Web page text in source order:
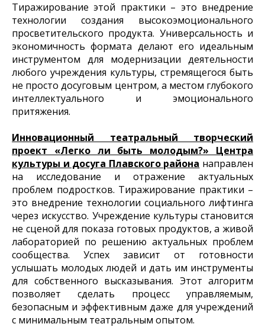
Тиражирование этой практики – это внедрение
технологии создания высокоэмоционального
просветительского продукта. Универсальность и
экономичность формата делают его идеальным
инструментом для модернизации деятельности
любого учреждения культуры, стремящегося быть
не просто досуговым центром, а местом глубокого
интеллектуального и эмоционального
притяжения.
Инновационный театральный творческий
проект «Легко ли быть молодым?» Центра
культуры и досуга Плавского района направлен
на исследование и отражение актуальных
проблем подростков. Тиражирование практики –
это внедрение технологии социального лифтинга
через искусство. Учреждение культуры становится
не сценой для показа готовых продуктов, а живой
лабораторией по решению актуальных проблем
сообщества. Успех зависит от готовности
услышать молодых людей и дать им инструменты
для собственного высказывания. Этот алгоритм
позволяет сделать процесс управляемым,
безопасным и эффективным даже для учреждений
с минимальным театральным опытом.